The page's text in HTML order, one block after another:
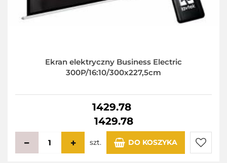
Ekran elektryczny Business Electric
300P/16:10/300x227,5cm
1429.78
1429.78
szt. DO KOSZYKA